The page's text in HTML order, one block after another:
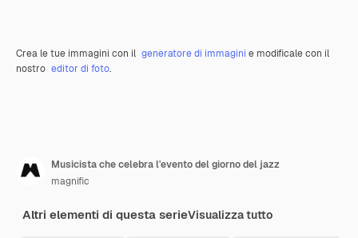
Crea le tue immagini con il generatore di immagini e modificale con il
nostro editor di foto.
Musicista che celebra l'evento del giorno del jazz
magnific
Altri elementi di questa serieVisualizza tutto